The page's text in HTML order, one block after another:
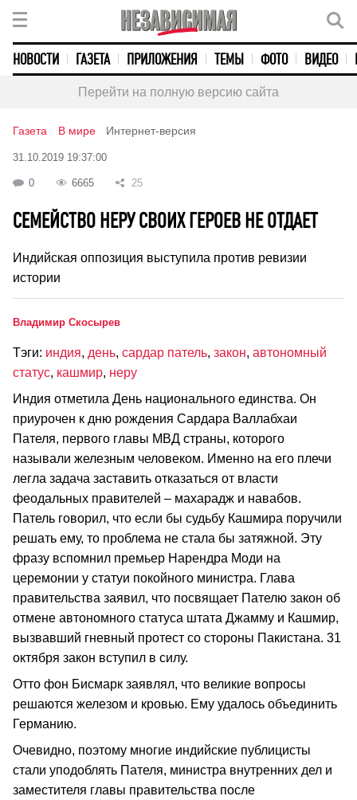
НОВОСТИ ГАЗЕТА ПРИЛОЖЕНИЯ ТЕМЫ ФОТО ВИДЕО
Перейти на полную версию сайта
Газета В мире Интернет-версия
31.10.2019 19:37:00
0 6665 25
СЕМЕЙСТВО НЕРУ СВОИХ ГЕРОЕВ НЕ ОТДАЕТ
Индийская оппозиция выступила против ревизии
истории
Владимир Скосырев
Тэги: индия, день, сардар патель, закон, автономный
статус, кашмир, неру
Индия отметила День национального единства. Он
приурочен к дню рождения Сардара Валлабхаи
Пателя, первого главы МВД страны, которого
называли железным человеком. Именно на его плечи
легла задача заставить отказаться от власти
феодальных правителей – махарадж и навабов.
Патель говорил, что если бы судьбу Кашмира поручили
решать ему, то проблема не стала бы затяжной. Эту
фразу вспомнил премьер Нарендра Моди на
церемонии у статуи покойного министра. Глава
правительства заявил, что посвящает Пателю закон об
отмене автономного статуса штата Джамму и Кашмир,
вызвавший гневный протест со стороны Пакистана. 31
октября закон вступил в силу.
Отто фон Бисмарк заявлял, что великие вопросы
решаются железом и кровью. Ему удалось объединить
Германию.
Очевидно, поэтому многие индийские публицисты
стали уподоблять Пателя, министра внутренних дел и
заместителя главы правительства после